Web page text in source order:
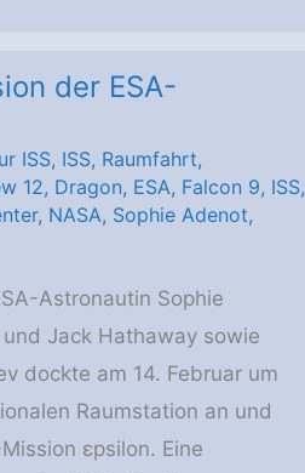
der ESA-
ISS, ISS, Raumfahrt,
12, Dragon, ESA, Falcon 9, ISS,
, NASA, Sophie Adenot,
Astronautin Sophie
Jack Hathaway sowie
dockte am 14. Februar um
Raumstation an und
εpsilon. Eine